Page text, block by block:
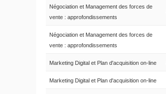
Négociation et Management des forces de
vente : approfondissements
Négociation et Management des forces de
vente : approfondissements
Marketing Digital et Plan d'acquisition on-line
Marketing Digital et Plan d'acquisition on-line